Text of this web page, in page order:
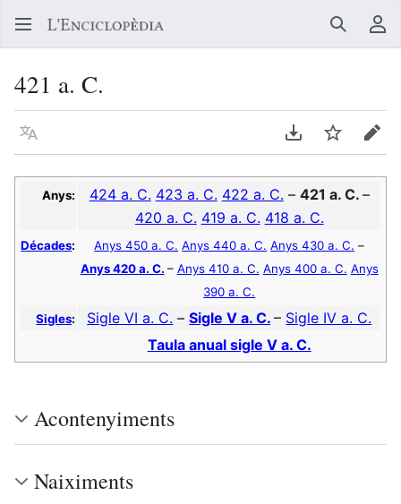
Buscar
421 a. C.
Llegir en un atre idioma Descarregar en
Vigilar
Anys: 424 a. C. 423 a. C. 422 a. C. – 421 a. C. –
420 a. C. 419 a. C. 418 a. C.
Décades: Anys 450 a. C. Anys 440 a. C. Anys 430 a. C. –
Anys 420 a. C. – Anys 410 a. C. Anys 400 a. C. Anys
390 a. C.
Sigles: Sigle VI a. C. –Sigle V a. C. – Sigle IV a. C.
Taula anual sigle V a. C.
Acontenyiments
Naiximents